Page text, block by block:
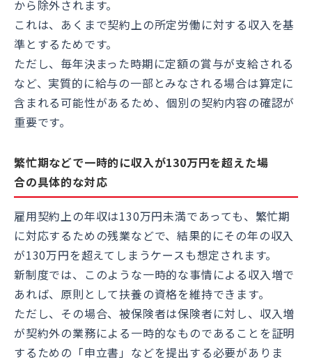
から除外されます。
これは、あくまで契約上の所定労働に対する収入を基
準とするためです。
ただし、毎年決まった時期に定額の賞与が支給される
など、実質的に給与の一部とみなされる場合は算定に
含まれる可能性があるため、個別の契約内容の確認が
重要です。
繁忙期などで一時的に収入が130万円を超えた場
合の具体的な対応
雇用契約上の年収は130万円未満であっても、繁忙期
に対応するための残業などで、結果的にその年の収入
が130万円を超えてしまうケースも想定されます。
新制度では、このような一時的な事情による収入増で
あれば、原則として扶養の資格を維持できます。
ただし、その場合、被保険者は保険者に対し、収入増
が契約外の業務による一時的なものであることを証明
するための「申立書」などを提出する必要がありま